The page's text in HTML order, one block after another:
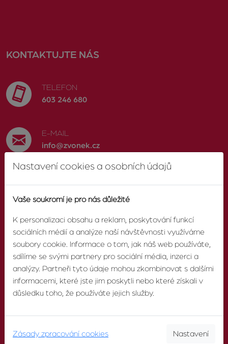
KONTAKTUJTE NÁS
TELEFON
603 246 680
E-MAIL
info@zvonek.cz
O AGENTUŘE
O nás
Náš tým
Nastavení cookies a osobních údajů
Vaše soukromí je pro nás důležité
K personalizaci obsahu a reklam, poskytování funkcí
sociálních médií a analýze naší návštěvnosti využíváme
soubory cookie. Informace o tom, jak náš web používáte,
sdílíme se svými partnery pro sociální média, inzerci a
analýzy. Partneři tyto údaje mohou zkombinovat s dalšími
informacemi, které jste jim poskytli nebo které získali v
důsledku toho, že používáte jejich služby.
Zásady zpracování cookies Nastavení